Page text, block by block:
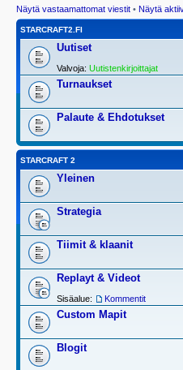
Näytä vastaamattomat viestit • Näytä
STARCRAFT2.FI
Uutiset
Valvoja: Uutistenkirjoittajat
Turnaukset
Palaute & Ehdotukset
STARCRAFT 2
Yleinen
Strategia
Tiimit & klaanit
Replayt & Videot
Sisäalue: Kommentit
Custom Mapit
Blogit